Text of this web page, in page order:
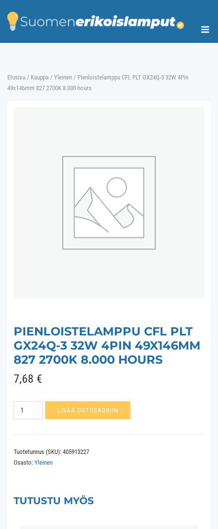
content
Etusivu / Kauppa / Yleinen / Pienloistelamppu CFL PLT GX24Q-3 32W 4Pin
49x146mm 827 2700K 8.000 hours
PIENLOISTELAMPPU CFL PLT
GX24Q-3 32W 4PIN 49X146MM
827 2700K 8.000 HOURS
7,68 €
Pienloistelamppu
CFL
3
32W
827
LISÄÄ OSTOSKORIIN
Tuotetunnus (SKU): 405913227
Osasto: Yleinen
TUTUSTU MYÖS